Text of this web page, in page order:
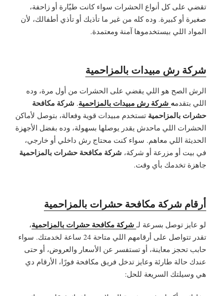
تقضي على كل أنواع الحشرات سواء كانت طيّارة أو زاحفة،
صغيرة أو كبيرة. وده كله من غير ما تأذيك أو تأذي أطفالك، لأن
المواد اللي بيستخدموها آمنة ومعتمدة.
شركة رش مبيدات بالمزاحمية
الرش الصح هو اللي يقضي على الحشرات من أول مرة، وده
اللي بتقدمه شركة رش مبيدات بالمزاحمية. شركة مكافحة
حشرات بالمزاحمية تستخدم مبيدات قوية وفعالة، بتوصل لأماكن
الحشرات اللي ماحدش يقدر يوصلها بسهولة، وده بفضل الأجهزة
الحديثة اللي معاهم. سواء كنت محتاج رش داخلي أو خارجي،
في بيت أو مزرعة أو شركة، شركة مكافحة حشرات بالمزاحمية
جاهزة تخدمك بأي وقت.
أرقام شركة مكافحة حشرات بالمزاحمية
لو عايز توصل بسرعة لـ شركة مكافحة حشرات بالمزاحمية،
تقدر تتواصل على أرقامهم اللي متاحة 24 ساعة لخدمتك. سواء
حابب تحجز معاينة، أو تستفسر عن الأسعار والعروض، أو حتى
عندك حالة طارئة وعايز تدخل فريق مكافحة فورًا، الأرقام دي
هي وسيلتك السريعة للحل: